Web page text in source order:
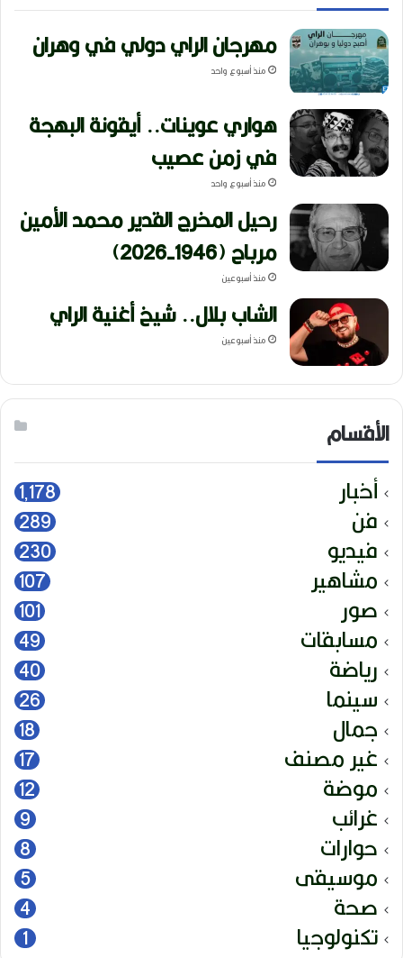
مهرجان الراي دولي في وهران
منذ أسبوع واحد
هواري عوينات.. أيقونة البهجة
في زمن عصيب
منذ أسبوع واحد
رحيل المخرج القدير محمد الأمين
مرباح (1946-2026)
منذ أسبوعين
الشاب بلال.. شيخ أغنية الراي
منذ أسبوعين
الأقسام
أخبار 1٬178
فن 289
فيديو 230
مشاهير 107
صور 101
مسابقات 49
رياضة 40
سينما 26
جمال 18
غير مصنف 17
موضة 12
غرائب 9
حوارات 8
موسيقى 5
صحة 4
تكنولوجيا 1